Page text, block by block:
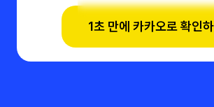
1초 만에 카카오로 확인하